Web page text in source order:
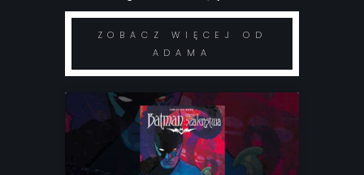
ZOBACZ WIĘCEJ OD
ADAMA